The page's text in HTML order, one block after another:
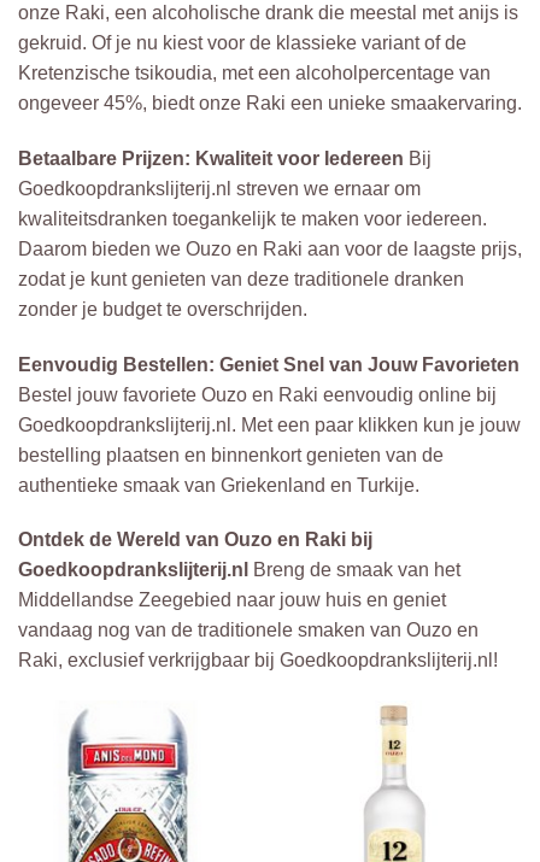
onze Raki, een alcoholische drank die meestal met anijs is
gekruid. Of je nu kiest voor de klassieke variant of de
Kretenzische tsikoudia, met een alcoholpercentage van
ongeveer 45%, biedt onze Raki een unieke smaakervaring.
Betaalbare Prijzen: Kwaliteit voor Iedereen Bij
Goedkoopdrankslijterij.nl streven we ernaar om
kwaliteitsdranken toegankelijk te maken voor iedereen.
Daarom bieden we Ouzo en Raki aan voor de laagste prijs,
zodat je kunt genieten van deze traditionele dranken
zonder je budget te overschrijden.
Eenvoudig Bestellen: Geniet Snel van Jouw Favorieten
Bestel jouw favoriete Ouzo en Raki eenvoudig online bij
Goedkoopdrankslijterij.nl. Met een paar klikken kun je jouw
bestelling plaatsen en binnenkort genieten van de
authentieke smaak van Griekenland en Turkije.
Ontdek de Wereld van Ouzo en Raki bij
Goedkoopdrankslijterij.nl
Breng de smaak van het
Middellandse Zeegebied naar jouw huis en geniet
vandaag nog van de traditionele smaken van Ouzo en
Raki, exclusief verkrijgbaar bij Goedkoopdrankslijterij.nl!